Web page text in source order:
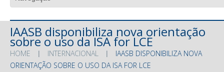
IAASB disponibiliza nova orientação
sobre o uso da ISA for LCE
HOME INTERNACIONAL
IAASB DISPONIBILIZA NOVA
ORIENTAÇÃO SOBRE O USO DA ISA FOR LCE